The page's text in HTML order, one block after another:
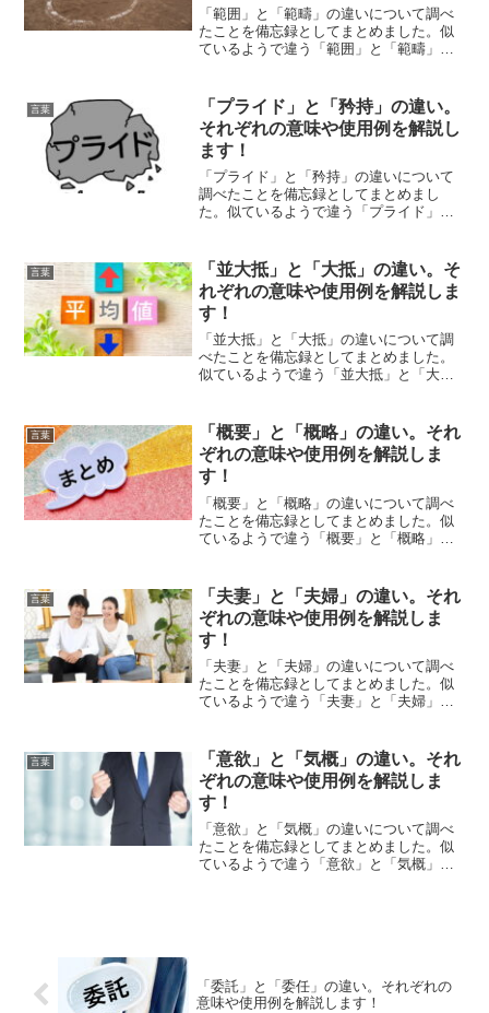
「範囲」と「範疇」の違いについて調べ
たことを備忘録としてまとめました。似
ているようで違う「範囲」と「範疇」の
言葉
「プライド」と「矜持」の違い。
それぞれの意味や使用例を解説し
ます！
「プライド」と「矜持」の違いについて
調べたことを備忘録としてまとめまし
た。似ているようで違う「プライド」と
言葉
「並大抵」と「大抵」の違い。そ
れぞれの意味や使用例を解説しま
す！
「並大抵」と「大抵」の違いについて調
べたことを備忘録としてまとめました。
似ているようで違う「並大抵」と「大
言葉
「概要」と「概略」の違い。それ
ぞれの意味や使用例を解説しま
す！
「概要」と「概略」の違いについて調べ
たことを備忘録としてまとめました。似
ているようで違う「概要」と「概略」の
言葉
「夫妻」と「夫婦」の違い。それ
ぞれの意味や使用例を解説しま
す！
「夫妻」と「夫婦」の違いについて調べ
たことを備忘録としてまとめました。似
ているようで違う「夫妻」と「夫婦」の
言葉
「意欲」と「気概」の違い。それ
ぞれの意味や使用例を解説しま
す！
「意欲」と「気概」の違いについて調べ
たことを備忘録としてまとめました。似
ているようで違う「意欲」と「気概」の
「委託」と「委任」の違い。それぞれの
意味や使用例を解説します！